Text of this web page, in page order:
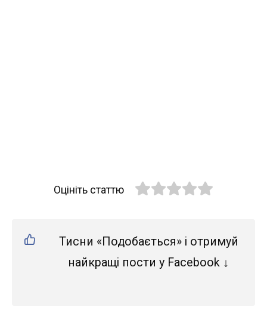
Оцініть статтю
Тисни «Подобається» і отримуй
найкращі пости у Facebook ↓